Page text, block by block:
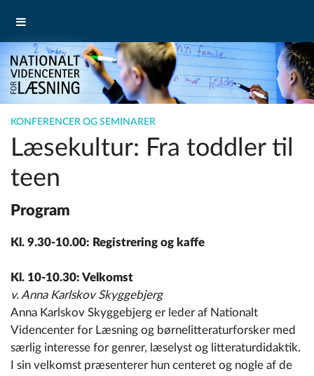
KONFERENCER OG SEMINARER
Læsekultur: Fra toddler til
teen
Program
Kl. 9.30-10.00: Registrering og kaffe
Kl. 10-10.30: Velkomst
v. Anna Karlskov Skyggebjerg
Anna Karlskov Skyggebjerg er leder af Nationalt
Videncenter for Læsning og børnelitteraturforsker med
særlig interesse for genrer, læselyst og litteraturdidaktik.
I sin velkomst præsenterer hun centeret og nogle af de